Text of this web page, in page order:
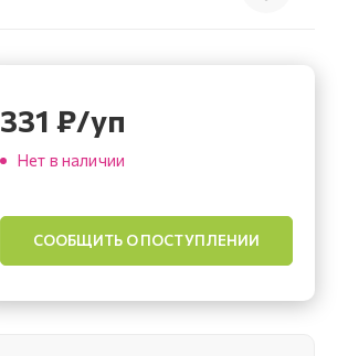
331 ₽/уп
Нет в наличии
СООБЩИТЬ О ПОСТУПЛЕНИИ